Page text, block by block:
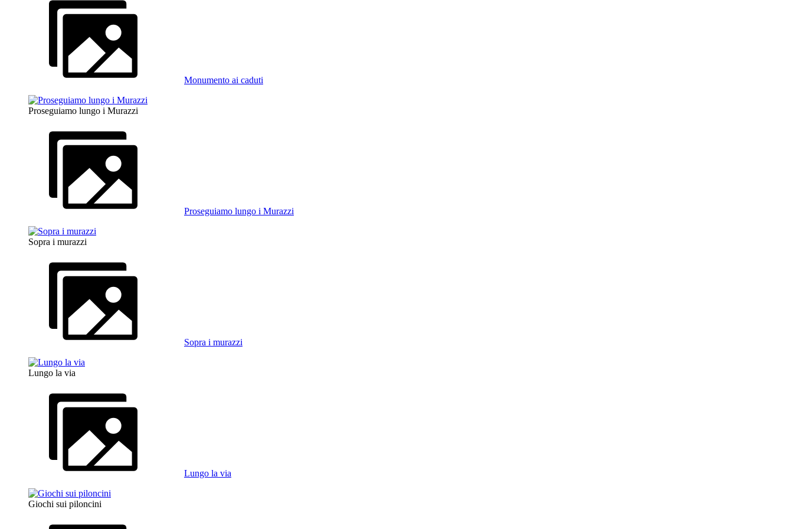
Monumento ai caduti
Proseguiamo lungo i Murazzi
Proseguiamo lungo i Murazzi
Sopra i murazzi
Sopra i murazzi
Lungo la via
Lungo la via
Giochi sui piloncini